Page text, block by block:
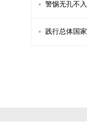
警惕无孔不
践行总体国